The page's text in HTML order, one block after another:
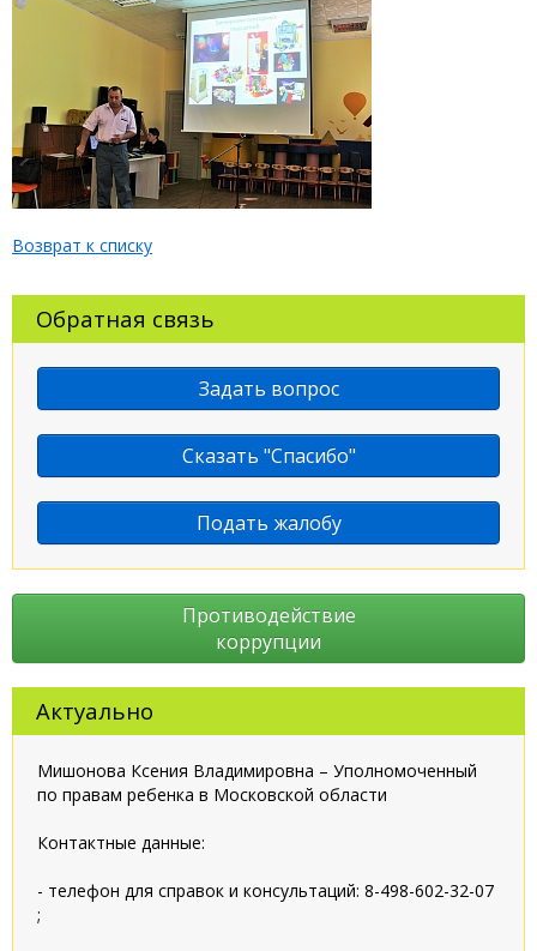
Возврат к списку
Обратная связь
Задать вопрос
Сказать "Спасибо"
Подать жалобу
Противодействие
коррупции
Актуально
Мишонова Ксения Владимировна – Уполномоченный
по правам ребенка в Московской области
Контактные данные:
- телефон для справок и консультаций: 8-498-602-32-07
;